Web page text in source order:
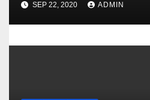
SEP 22, 2020 ADMIN